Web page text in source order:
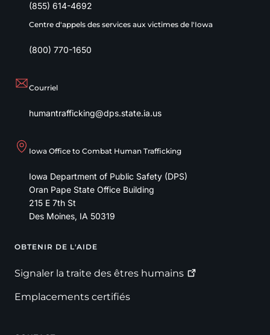
(855) 614-4692
Centre d'appels des services aux victimes de l'Iowa
(800) 770-1650
Courriel
humantrafficking@dps.state.ia.us
Iowa Office to Combat Human Trafficking
Iowa Department of Public Safety (DPS)
Oran Pape State Office Building
215 E 7th St
Des Moines, IA 50319
Footer
OBTENIR DE L'AIDE
Signaler la traite des êtres humains
Emplacements certifiés